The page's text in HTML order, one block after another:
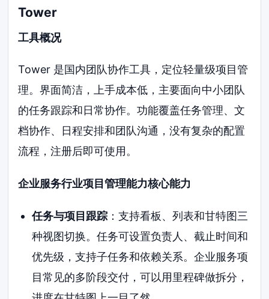
Tower
工具概况
Tower 是国内团队协作工具，定位轻量级项目管
理。界面简洁，上手成本低，主要面向中小团队
的任务跟踪和日常协作。功能覆盖任务管理、文
档协作、日程安排和团队沟通，没有复杂的配置
流程，注册后即可使用。
企业服务行业项目管理能力核心能力
任务与项目跟踪：支持看板、列表和甘特图三
种视图切换。任务可设置负责人、截止时间和
优先级，支持子任务和依赖关系。企业服务项
目常见的多阶段交付，可以用里程碑做拆分，